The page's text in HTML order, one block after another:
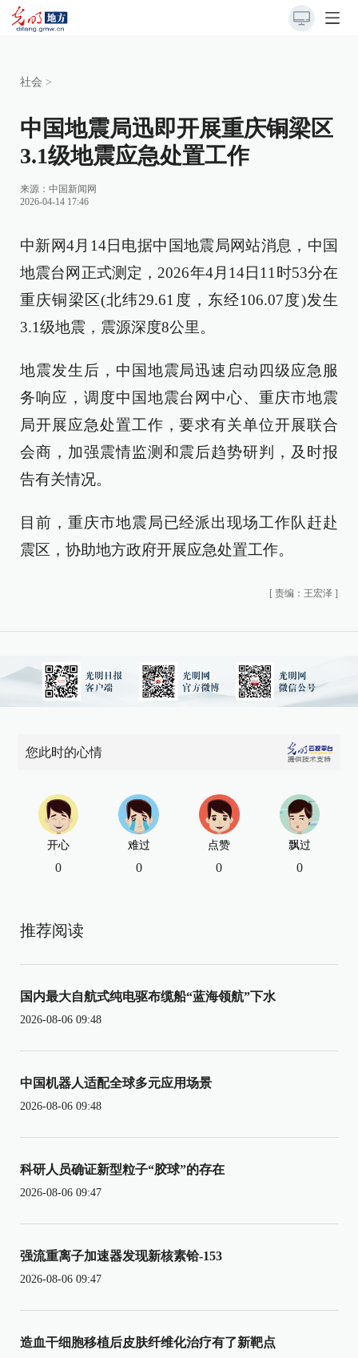
社会 >
中国地震局迅即开展重庆铜梁区
3.1级地震应急处置工作
来源： 中国新闻网
2026-04-14 17:46
中新网4月14日电据中国地震局网站消息，中国
地震台网正式测定，2026年4月14日11时53分在
重庆铜梁区(北纬29.61度，东经106.07度)发生
3.1级地震，震源深度8公里。
地震发生后，中国地震局迅速启动四级应急服
务响应，调度中国地震台网中心、重庆市地震
局开展应急处置工作，要求有关单位开展联合
会商，加强震情监测和震后趋势研判，及时报
告有关情况。
目前，重庆市地震局已经派出现场工作队赶赴
震区，协助地方政府开展应急处置工作。
[ 责编：王宏泽 ]
您此时的心情
开心
0
难过
0
点赞
0
飘过
0
推荐阅读
国内最大自航式纯电驱布缆船“蓝海领航”下水
2026-08-06 09:48
中国机器人适配全球多元应用场景
2026-08-06 09:48
科研人员确证新型粒子“胶球”的存在
2026-08-06 09:47
强流重离子加速器发现新核素铪-153
2026-08-06 09:47
造血干细胞移植后皮肤纤维化治疗有了新靶点